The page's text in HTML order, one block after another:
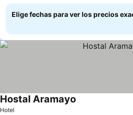
Elige fechas para ver los precios
Hotel
Hostal Aramayo